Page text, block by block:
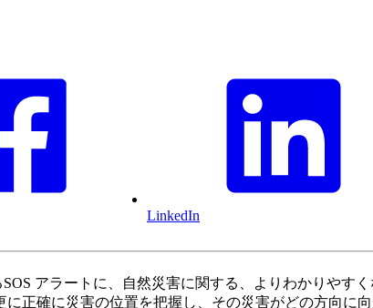
LinkedIn
アラートに、自然災害に関する、よりわかりやす
正確に災害の位置を把握し、その災害がどの方向に